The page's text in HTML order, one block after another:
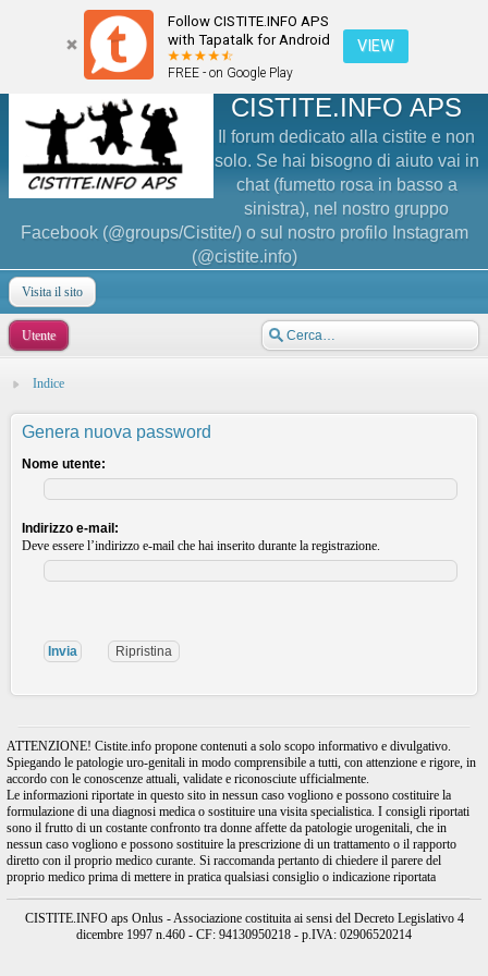
Follow CISTITE.INFO APS
with Tapatalk for Android
FREE - on Google Play
VIEW
CISTITE.INFO APS
Il forum dedicato alla cistite e non
solo. Se hai bisogno di aiuto vai in
chat (fumetto rosa in basso a
sinistra), nel nostro gruppo
Facebook (@groups/Cistite/) o sul nostro profilo Instagram
(@cistite.info)
Visita il sito
Utente
Indice
Genera nuova password
Nome utente:
Indirizzo e-mail:
Deve essere l’indirizzo e-mail che hai inserito durante la registrazione.
ATTENZIONE! Cistite.info propone contenuti a solo scopo informativo e divulgativo.
Spiegando le patologie uro-genitali in modo comprensibile a tutti, con attenzione e rigore, in
accordo con le conoscenze attuali, validate e riconosciute ufficialmente.
Le informazioni riportate in questo sito in nessun caso vogliono e possono costituire la
formulazione di una diagnosi medica o sostituire una visita specialistica. I consigli riportati
sono il frutto di un costante confronto tra donne affette da patologie urogenitali, che in
nessun caso vogliono e possono sostituire la prescrizione di un trattamento o il rapporto
diretto con il proprio medico curante. Si raccomanda pertanto di chiedere il parere del
proprio medico prima di mettere in pratica qualsiasi consiglio o indicazione riportata
CISTITE.INFO aps Onlus - Associazione costituita ai sensi del Decreto Legislativo 4
dicembre 1997 n.460 - CF: 94130950218 - p.IVA: 02906520214